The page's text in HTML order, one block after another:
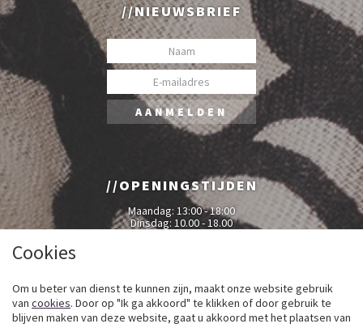
Cookies
Om u beter van dienst te kunnen zijn, maakt onze website gebruik
van cookies. Door op "Ik ga akkoord" te klikken of door gebruik te
blijven maken van deze website, gaat u akkoord met het plaatsen van
NIEUWSBRIEF
OPENINGSTIJDEN
Maandag: 13:00 - 18:00
Dinsdag: 10.00 - 18.00
Woensdag: 10.00 - 18.00